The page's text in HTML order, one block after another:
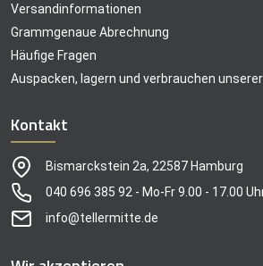
Versandinformationen
Grammgenaue Abrechnung
Häufige Fragen
Auspacken, lagern und verbrauchen
Kontakt
Bismarckstein 2a, 22587 Hamburg
040 696 385 92 - Mo-Fr 9.00 - 17.00
info@tellermitte.de